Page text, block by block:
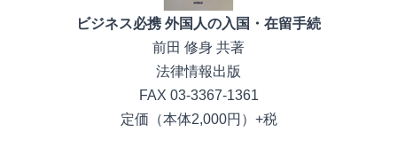
ビジネス必携 外国人の入国・在留手続
前田 修身 共著
法律情報出版
FAX 03-3367-1361
定価（本体2,000円）+税